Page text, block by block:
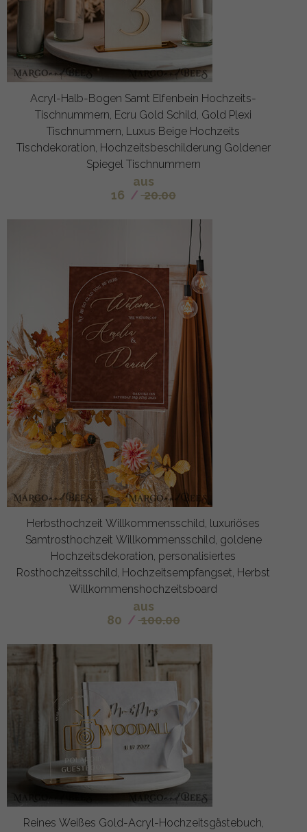
Acryl-Halb-Bogen Samt Elfenbein Hochzeits-
Tischnummern, Ecru Gold Schild, Gold Plexi
Tischnummern, Luxus Beige Hochzeits
Tischdekoration, Hochzeitsbeschilderung Goldener
Spiegel Tischnummern
aus
16 / 20.00
Herbsthochzeit Willkommensschild, luxuriöses
Samtrosthochzeit Willkommensschild, goldene
Hochzeitsdekoration, personalisiertes
Rosthochzeitsschild, Hochzeitsempfangset, Herbst
Willkommenshochzeitsboard
aus
80 / 100.00
Reines Weißes Gold-Acryl-Hochzeitsgästebuch,